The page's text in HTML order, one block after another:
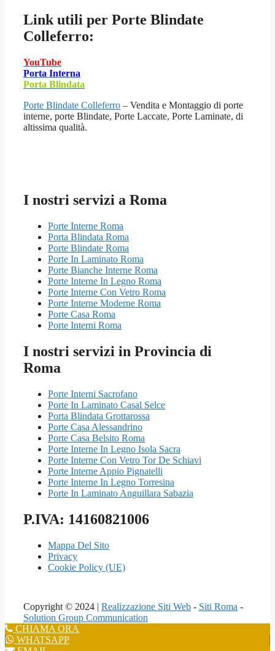
Link utili per Porte Blindate
Colleferro:
YouTube
Porta Interna
Porta Blindata
Porte Blindate Colleferro – Vendita e Montaggio di porte
interne, porte Blindate, Porte Laccate, Porte Laminate, di
altissima qualità.
I nostri servizi a Roma
Porte Interne Roma
Porta Blindata Roma
Porte Blindate Roma
Porte In Laminato Roma
Porte Bianche Interne Roma
Porte Interne In Legno Roma
Porte Interne Con Vetro Roma
Porte Interne Moderne Roma
Porte Casa Roma
Porte Interni Roma
I nostri servizi in Provincia di
Roma
Porte Interni Sacrofano
Porte In Laminato Casal Selce
Porta Blindata Grottarossa
Porte Casa Alessandrino
Porte Casa Belsito Roma
Porte Interne In Legno Isola Sacra
Porte Interne Con Vetro Tor De Schiavi
Porte Interne Appio Pignatelli
Porte Interne In Legno Torresina
Porte In Laminato Anguillara Sabazia
P.IVA: 14160821006
Mappa Del Sito
Privacy
Cookie Policy (UE)
Copyright © 2024 | Realizzazione Siti Web - Siti Roma -
Solution Group Communication
CHIAMA ORA
WHATSAPP